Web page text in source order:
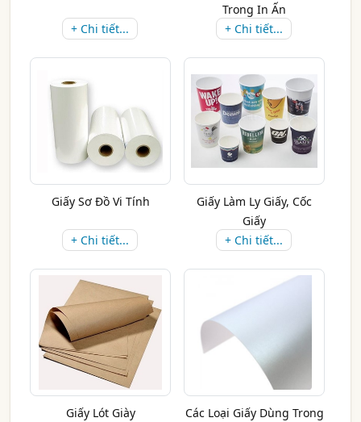
+ Chi tiết...
Trong In Ấn
+ Chi tiết...
Giấy Sơ Đồ Vi Tính
+ Chi tiết...
Giấy Làm Ly Giấy, Cốc
Giấy
+ Chi tiết...
Giấy Lót Giày
Các Loại Giấy Dùng Trong